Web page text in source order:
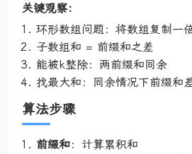
关键观察：
环形数组问题：将数组复制一
子数组和 = 前缀和之差
能被k整除：两前缀和同余
找最大和：同余情况下前缀和
算法步骤
前缀和：计算累积和